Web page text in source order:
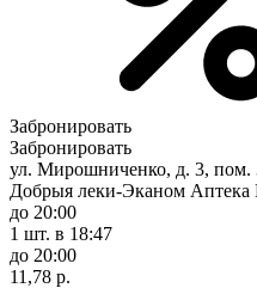
Забронировать
Забронировать
ул. Мирошниченко, д. 3, пом.
Добрыя леки-Эканом
до 20:00
1 шт. в 18:47
до 20:00
11,78 р.